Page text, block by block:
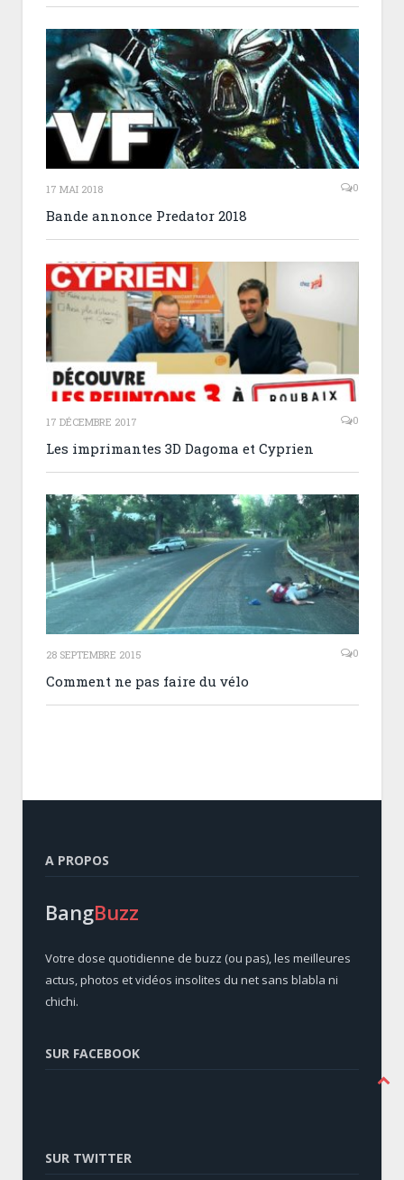
17 MAI 2018 0
Bande annonce Predator 2018
17 DÉCEMBRE 2017 0
Les imprimantes 3D Dagoma et Cyprien
28 SEPTEMBRE 2015 0
Comment ne pas faire du vélo
A PROPOS
BangBuzz
Votre dose quotidienne de buzz (ou pas), les meilleures
actus, photos et vidéos insolites du net sans blabla ni
chichi.
SUR FACEBOOK
SUR TWITTER